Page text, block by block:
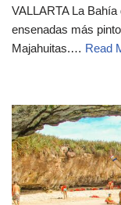
VALLARTA La
ensenadas más
Majahuitas.… Read